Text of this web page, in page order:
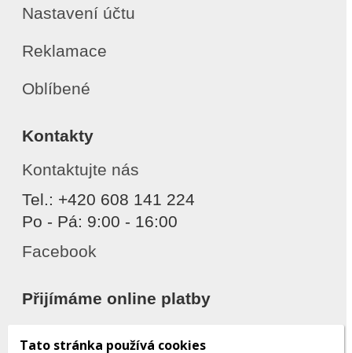
Nastavení účtu
Reklamace
Oblíbené
Kontakty
Kontaktujte nás
Tel.: +420 608 141 224
Po - Pá: 9:00 - 16:00
Facebook
Přijímáme online platby
Tato stránka používá cookies